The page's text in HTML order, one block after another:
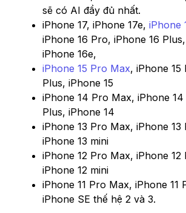
sẽ có AI đầy đủ nhất.
iPhone 17, iPhone 17e, iPhone
iPhone 16 Pro, iPhone 16
iPhone 16e,
iPhone 15 Pro Max, iPhone 15
Plus, iPhone 15
iPhone 14 Pro Max, iPhone
Plus, iPhone 14
iPhone 13 Pro Max, iPhone 13
iPhone 13 mini
iPhone 12 Pro Max, iPhone 12
iPhone 12 mini
iPhone 11 Pro Max, iPhone 11
iPhone SE thế hệ 2 và 3.